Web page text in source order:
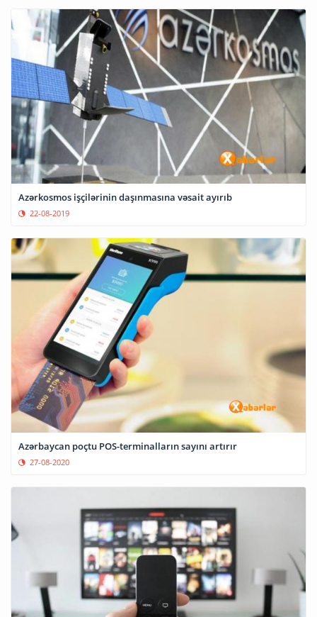
Azərkosmos işçilərinin daşınmasına vəsait ayırıb
22-08-2019
Azərbaycan poçtu POS-terminalların sayını artırır
27-08-2020